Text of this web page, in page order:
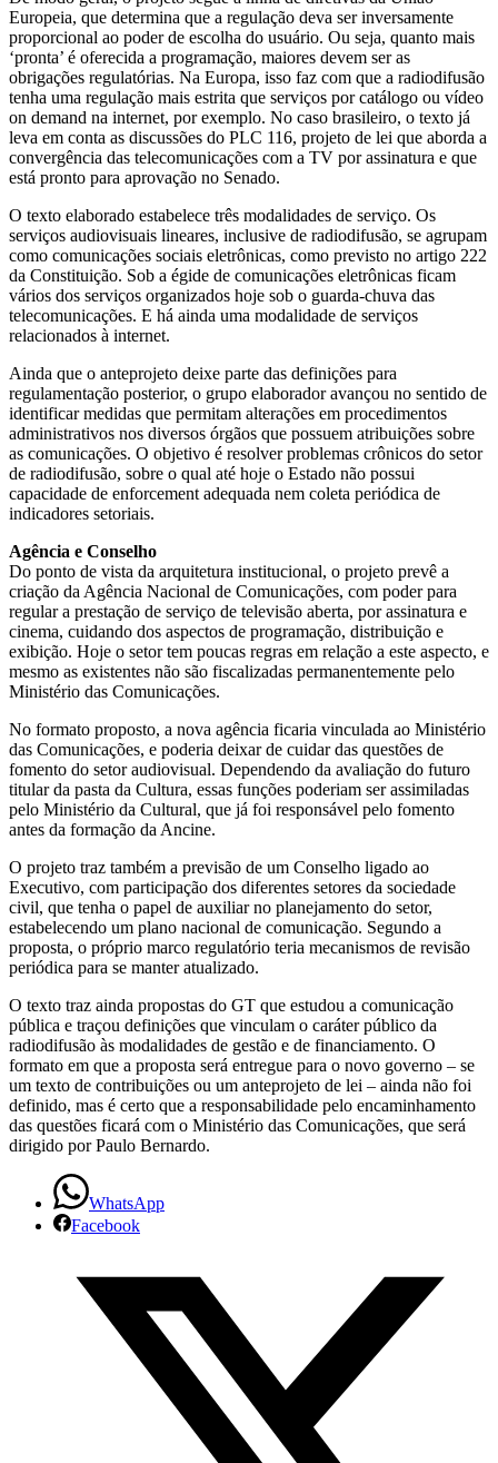
Europeia, que determina que a regulação deva ser inversamente
proporcional ao poder de escolha do usuário. Ou seja, quanto mais
‘pronta’ é oferecida a programação, maiores devem ser as
obrigações regulatórias. Na Europa, isso faz com que a radiodifusão
tenha uma regulação mais estrita que serviços por catálogo ou vídeo
on demand na internet, por exemplo. No caso brasileiro, o texto já
leva em conta as discussões do PLC 116, projeto de lei que aborda a
convergência das telecomunicações com a TV por assinatura e que
está pronto para aprovação no Senado.
O texto elaborado estabelece três modalidades de serviço. Os
serviços audiovisuais lineares, inclusive de radiodifusão, se agrupam
como comunicações sociais eletrônicas, como previsto no artigo 222
da Constituição. Sob a égide de comunicações eletrônicas ficam
vários dos serviços organizados hoje sob o guarda-chuva das
telecomunicações. E há ainda uma modalidade de serviços
relacionados à internet.
Ainda que o anteprojeto deixe parte das definições para
regulamentação posterior, o grupo elaborador avançou no sentido de
identificar medidas que permitam alterações em procedimentos
administrativos nos diversos órgãos que possuem atribuições sobre
as comunicações. O objetivo é resolver problemas crônicos do setor
de radiodifusão, sobre o qual até hoje o Estado não possui
capacidade de enforcement adequada nem coleta periódica de
indicadores setoriais.
Agência e Conselho
Do ponto de vista da arquitetura institucional, o projeto prevê a
criação da Agência Nacional de Comunicações, com poder para
regular a prestação de serviço de televisão aberta, por assinatura e
cinema, cuidando dos aspectos de programação, distribuição e
exibição. Hoje o setor tem poucas regras em relação a este aspecto, e
mesmo as existentes não são fiscalizadas permanentemente pelo
Ministério das Comunicações.
No formato proposto, a nova agência ficaria vinculada ao Ministério
das Comunicações, e poderia deixar de cuidar das questões de
fomento do setor audiovisual. Dependendo da avaliação do futuro
titular da pasta da Cultura, essas funções poderiam ser assimiladas
pelo Ministério da Cultural, que já foi responsável pelo fomento
antes da formação da Ancine.
O projeto traz também a previsão de um Conselho ligado ao
Executivo, com participação dos diferentes setores da sociedade
civil, que tenha o papel de auxiliar no planejamento do setor,
estabelecendo um plano nacional de comunicação. Segundo a
proposta, o próprio marco regulatório teria mecanismos de revisão
periódica para se manter atualizado.
O texto traz ainda propostas do GT que estudou a comunicação
pública e traçou definições que vinculam o caráter público da
radiodifusão às modalidades de gestão e de financiamento. O
formato em que a proposta será entregue para o novo governo – se
um texto de contribuições ou um anteprojeto de lei – ainda não foi
definido, mas é certo que a responsabilidade pelo encaminhamento
das questões ficará com o Ministério das Comunicações, que será
dirigido por Paulo Bernardo.
WhatsApp
Facebook